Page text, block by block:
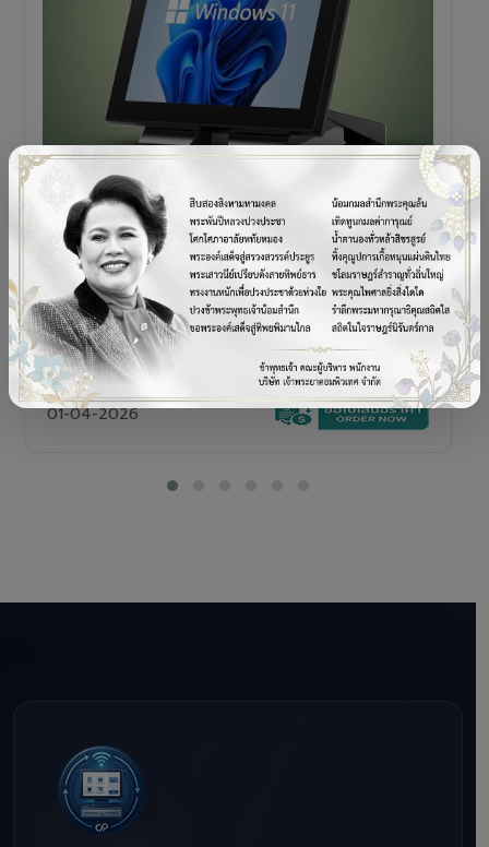
POS TERMINAL
SENOR V+5s
เครื่อง POS All-in-One Touch Screen ดีไซน์พรีเมียม
01-04-2026